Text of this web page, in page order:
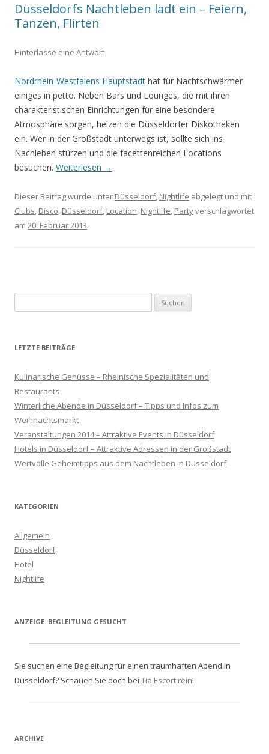
Düsseldorfs Nachtleben lädt ein – Feiern,
Tanzen, Flirten
Hinterlasse eine Antwort
Nordrhein-Westfalens Hauptstadt hat für Nachtschwärmer
einiges in petto. Neben Bars und Lounges, die mit ihren
charakteristischen Einrichtungen für eine besondere
Atmosphäre sorgen, heizen die Düsseldorfer Diskotheken
ein. Wer in der Großstadt unterwegs ist, sollte sich ins
Nachleben stürzen und die facettenreichen Locations
besuchen. Weiterlesen →
Dieser Beitrag wurde unter Düsseldorf, Nightlife abgelegt und mit
Clubs, Disco, Düsseldorf, Location, Nightlife, Partyverschlagwortet
am 20. Februar 2013.
LETZTE BEITRÄGE
Kulinarische Genüsse – Rheinische Spezialitäten und
Restaurants
Winterliche Abende in Düsseldorf – Tipps und Infos zum
Weihnachtsmarkt
Veranstaltungen 2014 – Attraktive Events in Düsseldorf
Hotels in Düsseldorf – Attraktive Adressen in der Großstadt
Wertvolle Geheimtipps aus dem Nachtleben in Düsseldorf
KATEGORIEN
Allgemein
Düsseldorf
Hotel
Nightlife
ANZEIGE: BEGLEITUNG GESUCHT
Sie suchen eine Begleitung für einen traumhaften Abend in
Düsseldorf? Schauen Sie doch bei Tia Escort rein!
ARCHIVE